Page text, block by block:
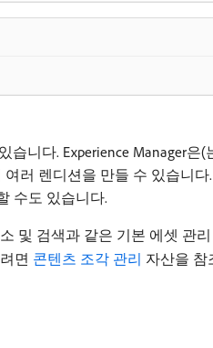
습니다. Experience Manager
러 렌디션을 만들 수 있습니
수도 있습니다.
및 검색과 같은 기본 에셋 관
면 콘텐츠 조각 관리 자산을 참